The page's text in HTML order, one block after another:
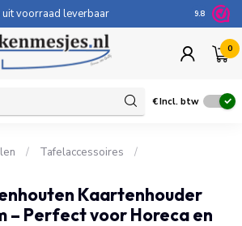
voorraad leverbaar 100
9.8
0
€Incl. btw
/ Tafelaccessoires
/
Kaartenhouder
– Perfect voor Horeca en